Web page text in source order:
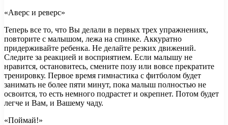
«Аверс и реверс»
Теперь все то, что Вы делали в первых трех упражнениях,
повторите с малышом, лежа на спинке. Аккуратно
придерживайте ребенка. Не делайте резких движений.
Следите за реакцией и восприятием. Если малышу не
нравится, остановитесь, смените позу или вовсе прекратите
тренировку. Первое время гимнастика с фитболом будет
занимать не более пяти минут, пока малыш полностью не
освоится, то есть немного подрастет и окрепнет. Потом будет
легче и Вам, и Вашему чаду.
«Поймай!»